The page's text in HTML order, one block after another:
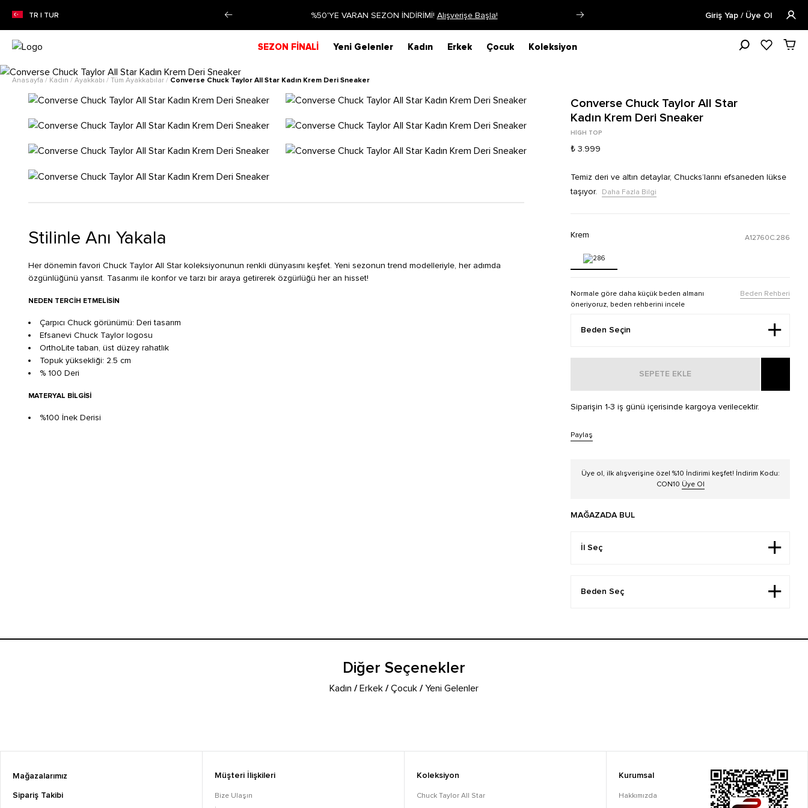
TR | TUR
imkanı!Daha Fazla Bilgi %50'YE VARAN SEZON İNDİRİMİ!Alışverişe Başla! Siparişin 1-3 iş günü içerisinde kargoya verilecektir.
Giriş Yap / Üye Ol
SEZON FİNALİ Yeni Gelenler Kadın Erkek Çocuk Koleksiyon
Anasayfa / Kadın / Ayakkabı / Tüm Ayakkabılar / Converse Chuck Taylor All Star Kadın Krem Deri Sneaker
Stilinle Anı Yakala
Her dönemin favori Chuck Taylor All Star koleksiyonunun renkli dünyasını keşfet. Yeni sezonun trend modelleriyle, her adımda
özgünlüğünü yansıt. Tasarımı ile konfor ve tarzı bir araya getirerek özgürlüğü her an hisset!
NEDEN TERCIH ETMELISIN
Çarpıcı Chuck görünümü: Deri tasarım
Efsanevi Chuck Taylor logosu
OrthoLite taban, üst düzey rahatlık
Topuk yüksekliği: 2.5 cm
% 100 Deri
MATERYAL BILGISI
%100 İnek Derisi
Converse Chuck Taylor All Star
Kadın Krem Deri Sneaker
HIGH TOP
₺ 3.999
Temiz deri ve altın detaylar, Chucks’larını efsaneden lükse
taşıyor.
Daha Fazla Bilgi
Krem A12760C.286
Normale göre daha küçük beden almanı
öneriyoruz, beden rehberini incele
Beden Rehberi
SEPETE EKLE
Siparişin 1-3 iş günü içerisinde kargoya verilecektir.
Paylaş
Üye ol, ilk alışverişine özel %10 İndirimi keşfet! İndirim Kodu:
CON10 Üye Ol
MAĞAZADA BUL
Diğer Seçenekler
Kadın /Erkek /Çocuk /Yeni Gelenler
Mağazalarımız
Sipariş Takibi
Müşteri İlişkileri
Bize Ulaşın
Koleksiyon
Chuck Taylor All Star
Kurumsal
Hakkımızda